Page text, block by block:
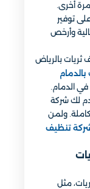
أخرى.
توفير
وأرخص
بالرياض
الدمام.
لك شركة
ولمن
تنظيف
مثل